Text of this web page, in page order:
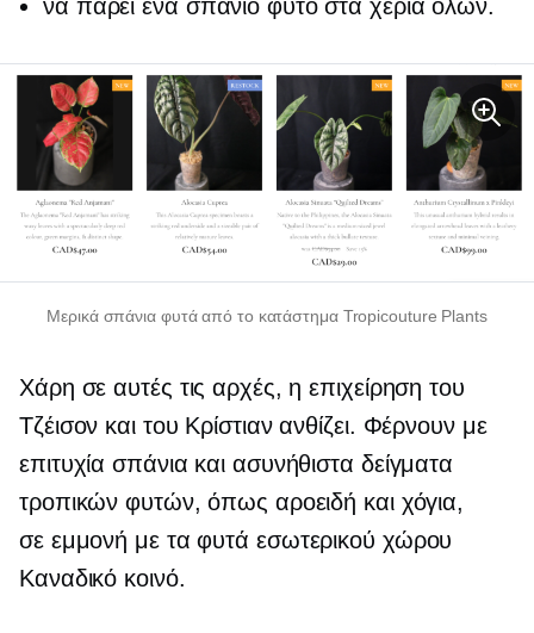
να πάρει ένα σπάνιο φυτό στα χέρια όλων.
Μερικά σπάνια φυτά από το κατάστημα Tropicouture Plants
Χάρη σε αυτές τις αρχές, η επιχείρηση του
Τζέισον και του Κρίστιαν ανθίζει. Φέρνουν με
επιτυχία σπάνια και ασυνήθιστα δείγματα
τροπικών φυτών, όπως αροειδή και χόγια,
σε εμμονή με τα φυτά εσωτερικού χώρου
Καναδικό κοινό.